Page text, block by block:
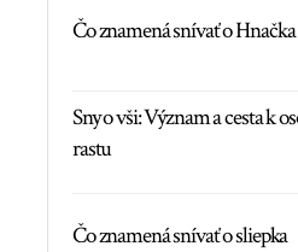
Čo znamená snívať o Hnačka
Sny o vši: Význam a cesta k
rastu
Čo znamená snívať o sliepka